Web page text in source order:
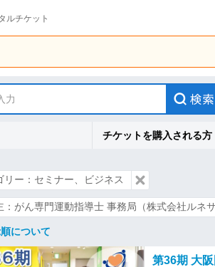
ルチケット
力
チケットを購入される方
リー：セミナー、ビジネス
：がん専門運動指導士 事務局（株式会社ルネサ
について
第36期 大